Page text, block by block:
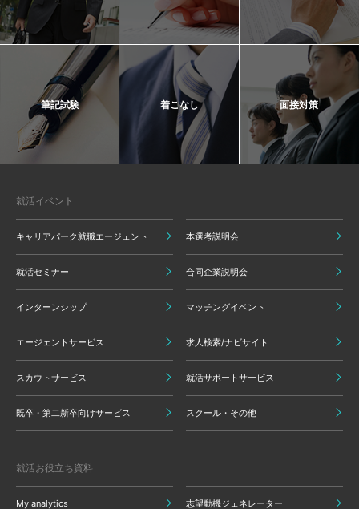
筆記試験 着こなし 面接対策
就活イベント
キャリアパーク就職エージェント 本選考説明会
就活セミナー 合同企業説明会
インターンシップ マッチングイベント
エージェントサービス 求人検索/ナビサイト
スカウトサービス 就活サポートサービス
既卒・第二新卒向けサービス スクール・その他
就活お役立ち資料
My analytics 志望動機ジェネレーター